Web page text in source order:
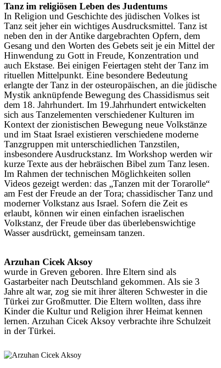
Tanz im religiösen Leben des Judentums
In Religion und Geschichte des jüdischen Volkes ist
Tanz seit jeher ein wichtiges Ausdrucksmittel. Tanz ist
neben den in der Antike dargebrachten Opfern, dem
Gesang und den Worten des Gebets seit je ein Mittel der
Hinwendung zu Gott in Freude, Konzentration und
auch Ekstase. Bei einigen Feiertagen steht der Tanz im
rituellen Mittelpunkt. Eine besondere Bedeutung
erlangte der Tanz in der osteuropäischen, an die jüdische
Mystik anknüpfende Bewegung des Chassidismus seit
dem 18. Jahrhundert. Im 19.Jahrhundert entwickelten
sich aus Tanzelementen verschiedener Kulturen im
Kontext der zionistischen Bewegung neue Volkstänze
und im Staat Israel existieren verschiedene moderne
Tanzgruppen mit unterschiedlichen Tanzstilen,
insbesondere Ausdruckstanz. Im Workshop werden wir
kurze Texte aus der hebräischen Bibel zum Tanz lesen.
Im Rahmen der technischen Möglichkeiten sollen
Videos gezeigt werden: das „Tanzen mit der Torarolle“
am Fest der Freude an der Tora; chassidischer Tanz und
moderner Volkstanz aus Israel. Sofern die Zeit es
erlaubt, können wir einen einfachen israelischen
Volkstanz, der Freude über das überlebenswichtige
Wasser ausdrückt, gemeinsam tanzen.
Arzuhan Cicek Aksoy
wurde in Greven geboren. Ihre Eltern sind als
Gastarbeiter nach Deutschland gekommen. Als sie 3
Jahre alt war, zog sie mit ihrer älteren Schwester in die
Türkei zur Großmutter. Die Eltern wollten, dass ihre
Kinder die Kultur und Religion ihrer Heimat kennen
lernen. Arzuhan Cicek Aksoy verbrachte ihre Schulzeit
in der Türkei.